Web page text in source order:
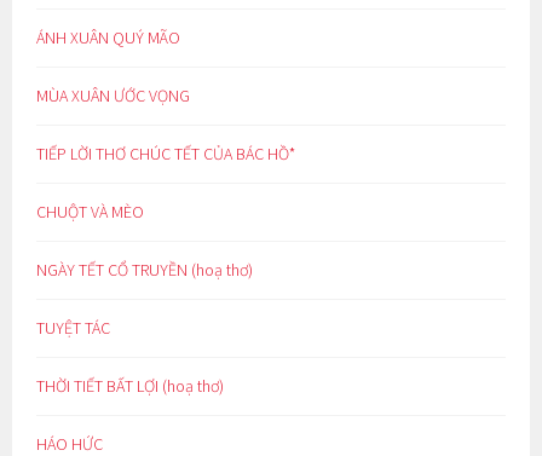
ÁNH XUÂN QUÝ MÃO
MÙA XUÂN ƯỚC VỌNG
TIẾP LỜI THƠ CHÚC TẾT CỦA BÁC HỒ*
CHUỘT VÀ MÈO
NGÀY TẾT CỔ TRUYỀN (hoạ thơ)
TUYỆT TÁC
THỜI TIẾT BẤT LỢI (hoạ thơ)
HÁO HỨC